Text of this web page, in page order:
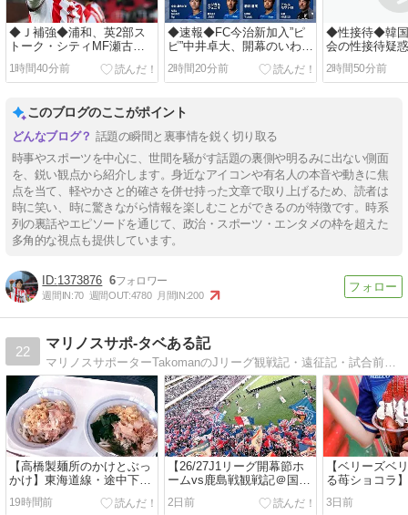
◆Ｊ補強◆浦和、英2部ス
トーク・シティMF瀬古樹
を獲得へ！元川崎の実力派
ＭＦの補強に動く
1時間40分前
◆速報◆FC今治新加入”ピ
ピ”中井卓大、開幕のいわき
戦初先発！なお安部裕葵は
ベンチ外でクラシココンビ
2時間20分前
◆性接待◆韓国
会の性接待疑
がった日本人
が調査し結果
2時間50分前
このブログのここがポイント
話題の瞬間と裏事情を鋭く切り取る
時事やスポーツを中心に、世間を騒がす話題の裏側や明るみに出ない側面
を、鋭い観点から紹介します。身近なアイコンや有名人の本音や動きに焦
点を当て、軽やかさと的確さを併せ持った文章で取り上げるため、読者は
時に笑い、時に驚きながら情報を楽しむことができるのが特徴です。時系
列の裏話やエピソードを通じて、政治・スポーツ・エンタメの枠を超えた
多角的な視点も提供しています。
1373876 6
週間IN:70 週間OUT:4780 月間IN:200
22
マリノスサポ-タベある記
マリノスサポーターTakomanのJリーグ観戦記・遠征記・試合前後の食べ歩き・雑感を徒然なるままに。
【高橋製麺所のかけとぶっ
かけ】東海道線・途中下車
至福の二杯
19時間前
【26/27J1リーグ開幕節ホ
ームvs鹿島戦観戦記＠国
立】予想を超える3得点、
期待を裏切る4失点
2日前
【ベリーズベ
る苺ショコラ
ムお勧めキッ
3日前